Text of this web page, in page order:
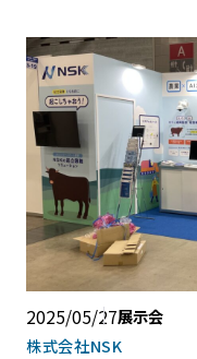
2025/05/27展示会
株式会社NSK